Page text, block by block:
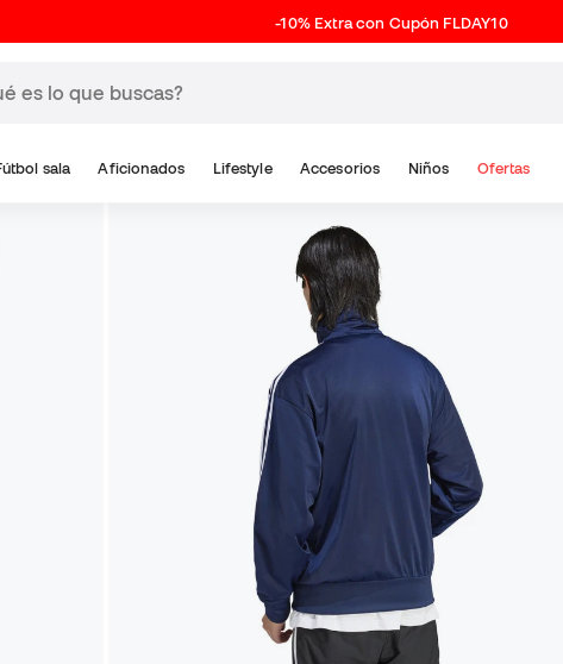
-10% Extra con Cupón FLDAY10
sala Aficionados Lifestyle Accesorios Niños Ofertas